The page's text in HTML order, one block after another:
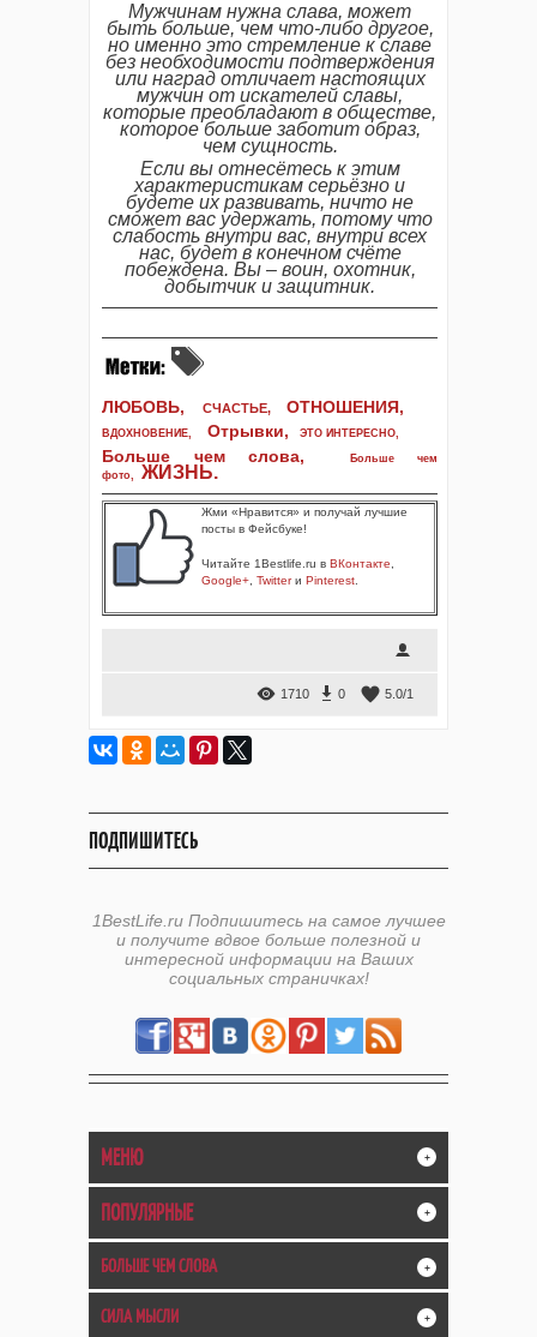
Мужчинам нужна слава, может
быть больше, чем что-либо другое,
но именно это стремление к славе
без необходимости подтверждения
или наград отличает настоящих
мужчин от искателей славы,
которые преобладают в обществе,
которое больше заботит образ,
чем сущность.
Если вы отнесётесь к этим
характеристикам серьёзно и
будете их развивать, ничто не
сможет вас удержать, потому что
слабость внутри вас, внутри всех
нас, будет в конечном счёте
побеждена. Вы – воин, охотник,
добытчик и защитник.
ЛЮБОВЬ, СЧАСТЬЕ, ОТНОШЕНИЯ,
ВДОХНОВЕНИЕ, Отрывки, ЭТО ИНТЕРЕСНО,
Больше чем слова,
Больше чем
фото, ЖИЗНЬ.
Жми «Нравится» и получай лучшие
посты в Фейсбуке!
Читайте 1Bestlife.ru в ВКонтакте
Google+ Twitterи Pinterest
1710 0 5.0/1
ПОДПИШИТЕСЬ
1BestLife.ru Подпишитесь на самое лучшее
и получите вдвое больше полезной и
интересной информации на Ваших
социальных страничках!
МЕНЮ +
ПОПУЛЯРНЫЕ +
БОЛЬШЕ ЧЕМ СЛОВА +
СИЛА МЫСЛИ +